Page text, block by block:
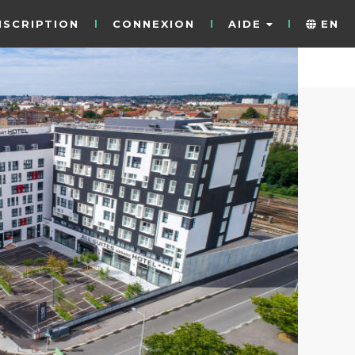
CONNEXION AIDE EN
1